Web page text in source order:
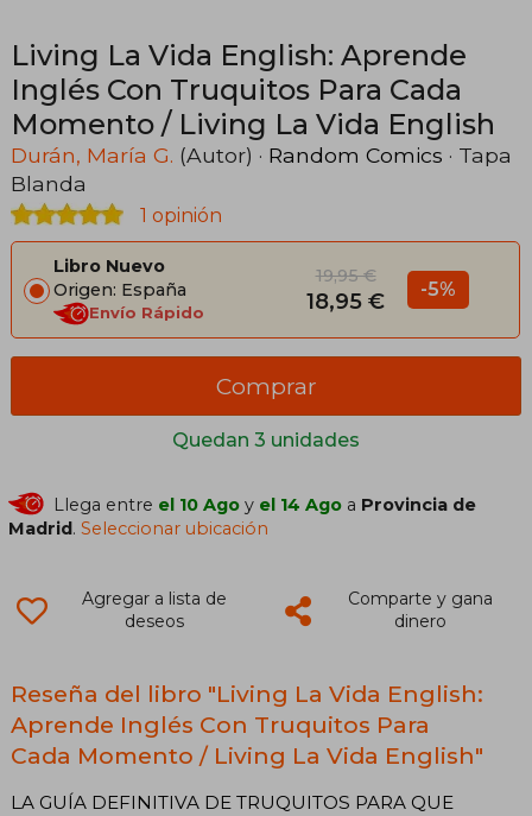
Living La Vida English: Aprende
Inglés Con Truquitos Para Cada
Momento / Living La Vida English
Durán, María G. (Autor) · Random Comics · Tapa
Blanda
1 opinión
Libro Nuevo
Origen: España
Envío Rápido
19,95 €
18,95 € -5%
Quedan 3 unidades
Comprar
Llega entre el 10 Ago y el 14 Ago a Provincia de
Madrid.Seleccionar ubicación
Agregar a lista de
deseos
Comparte y gana
dinero
Reseña del libro "Living La Vida English:
Aprende Inglés Con Truquitos Para
Cada Momento / Living La Vida English"
LA GUÍA DEFINITIVA DE TRUQUITOS PARA QUE